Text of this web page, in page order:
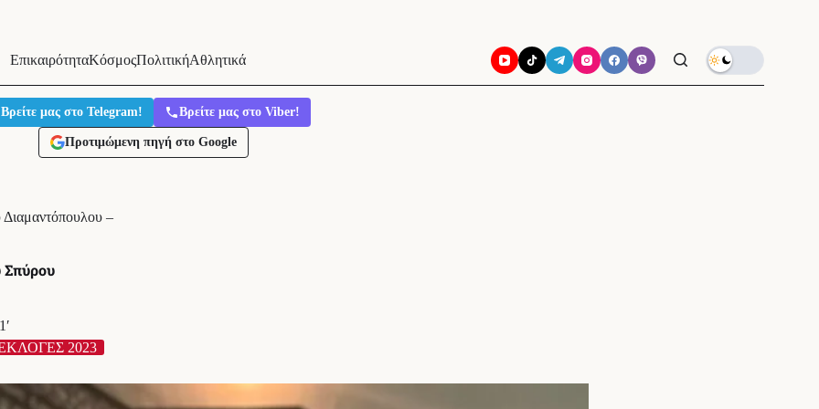
ΕπικαιρότηταΚόσμοςΠολιτικήΑθλητικά
Βρείτε μας στο Telegram! Βρείτε μας στο Viber!
Προτιμώμενη πηγή στο Google
–
Σπύρου
1′
2023